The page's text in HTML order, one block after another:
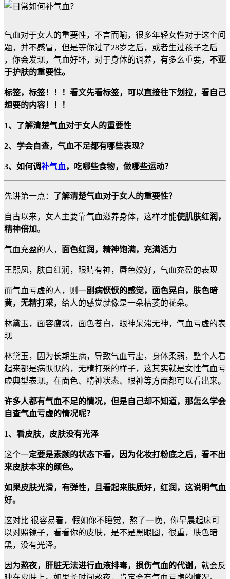
气血对于女人的重要性，不言而喻，很多年轻女性对于这个问
题，并不感冒，但是等你过了28岁之后，或者生过孩子之后
，你会发现，气血好坏，对于身体的调养，有多么重要， 不亚
于护肤的重要性。
标签，标签！！！看文先看标签，可以直接往下划拉，看自己
想要的内容！！！
1、了解清楚气血对于女人的重要性
2、学会自查，气血不足都有哪些表现？
3、如何调补气血，吃哪些食物，做哪些运动？
先讲第一点： 了解清楚气血对于女人的重要性？
自古以来，女人主要靠气血滋养身体，这样才能使肌肤红润，
精神倍加。
气血充盈的人， 面色红润，精神饱满，充满活力
王熙凤，肤白红润，眼睛有神，唇色姣好，气血充盈的表现
而气血亏虚的人，则一副病恹恹的感觉，面色晃白，肤色暗
黄，无精打采， 给人的感觉就像是一朵枯萎的花朵。
林黛玉，面容瘦弱，面色苍白，眼神呆滞无神，气血亏虚的表
现
林黛玉，因为长期生病，导致气血亏虚，身体柔弱，整个人看
起来都是病恹恹的，无精打采的样子，这其实就是女性气血亏
虚典型表现。在面色、精神状态、眼神等方面都可以看出来。
许多人都有气血不足的情况，但是自己却不知道，那怎么学会
自查气血亏虚的情况呢？
1、看皮肤，皮肤没有光泽
这个一定要是素颜的状态下看，因为化妆打粉底之后，看不出
来皮肤本来的颜色。
如果皮肤光滑，有弹性，且看起来肤质好，红润，这说明气血
好。
这对比 很容易看，假如你不睡觉，熬了一晚，你早晨起床可
以对照镜子，看看你的皮肤，是不是黑眼圈，很重，肤色暗
黑，没有光泽。
因为熬夜，肝脏无法进行血液排毒，损伤气血的代谢， 就会反